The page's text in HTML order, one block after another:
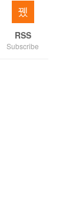
RSS
Subscribe